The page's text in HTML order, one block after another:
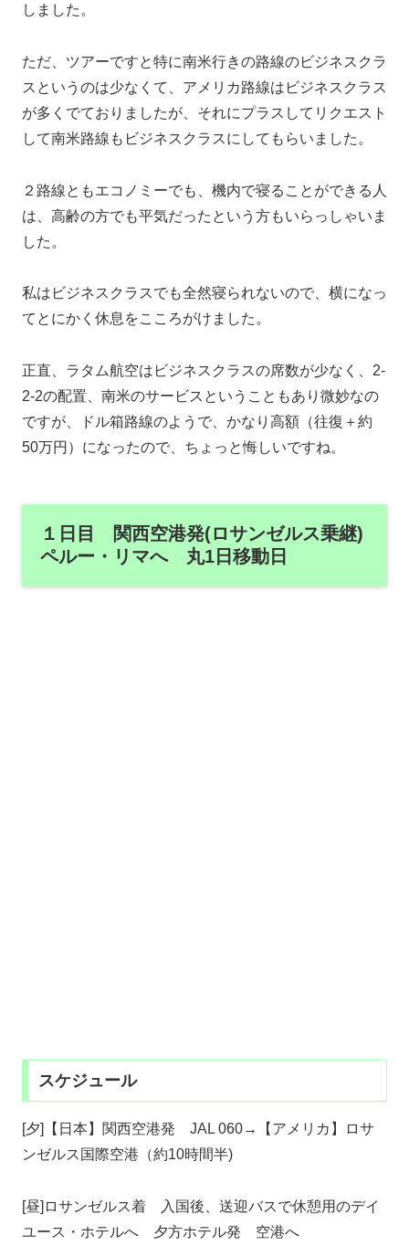
しました。
ただ、ツアーですと特に南米行きの路線のビジネスクラ
スというのは少なくて、アメリカ路線はビジネスクラス
が多くでておりましたが、それにプラスしてリクエスト
して南米路線もビジネスクラスにしてもらいました。
２路線ともエコノミーでも、機内で寝ることができる人
は、高齢の方でも平気だったという方もいらっしゃいま
した。
私はビジネスクラスでも全然寝られないので、横になっ
てとにかく休息をこころがけました。
正直、ラタム航空はビジネスクラスの席数が少なく、2-
2-2の配置、南米のサービスということもあり微妙なの
ですが、ドル箱路線のようで、かなり高額（往復＋約
50万円）になったので、ちょっと悔しいですね。
１日目 関西空港発(ロサンゼルス乗継)
ペルー・リマへ 丸1日移動日
スケジュール
[夕]【日本】関西空港発 JAL 060→【アメリカ】ロサ
ンゼルス国際空港（約10時間半)
[昼]ロサンゼルス着 入国後、送迎バスで休憩用のデイ
ユース・ホテルへ 夕方ホテル発 空港へ